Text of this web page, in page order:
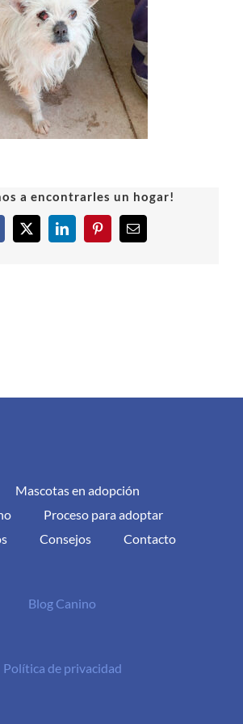
a encontrarles un hogar!
X LinkedInPinterestCorreo
Mascotas en adopción
Proceso para adoptar
Consejos Contacto
Blog Canino
Política de privacidad